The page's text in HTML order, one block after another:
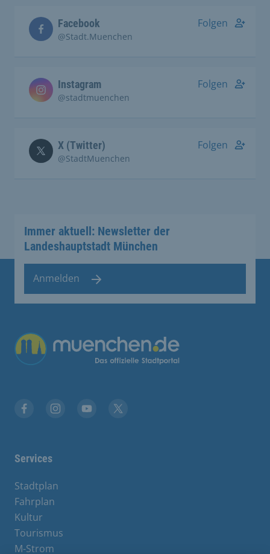
Facebook
@Stadt.Muenchen
Folgen
Instagram
@stadtmuenchen
Folgen
X (Twitter)
@StadtMuenchen
Folgen
Immer aktuell: Newsletter der
Landeshauptstadt München
Anmelden
Übergreifende Links
Services
Stadtplan
Fahrplan
Kultur
Tourismus
M-Strom